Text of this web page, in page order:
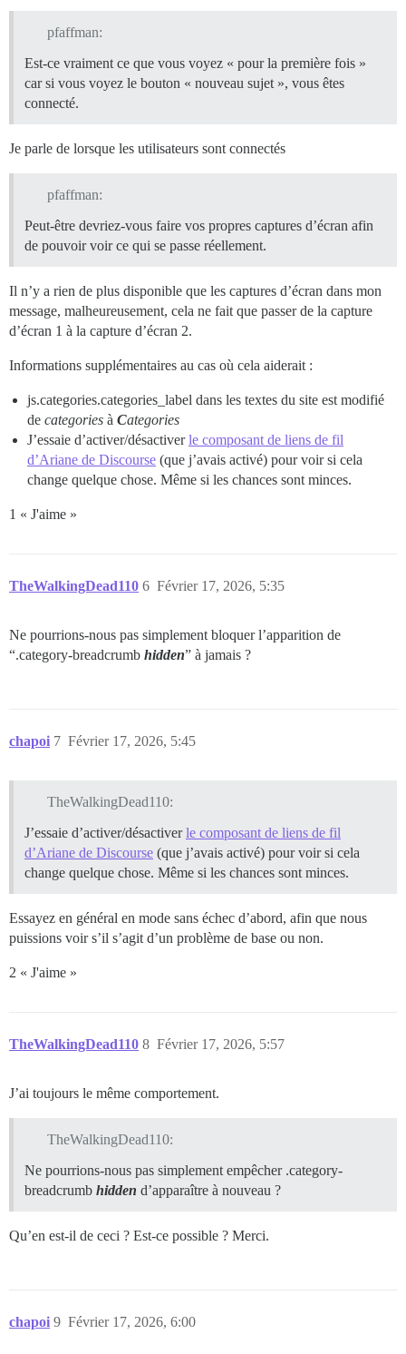
<!--
<!--
--></div>
<!--
pfaffman:
Est-ce vraiment ce que vous voyez « pour la première fois »
car si vous voyez le bouton « nouveau sujet », vous êtes
connecté.
Je parle de lorsque les utilisateurs sont connectés
pfaffman:
Peut-être devriez-vous faire vos propres captures d’écran afin
de pouvoir voir ce qui se passe réellement.
Il n’y a rien de plus disponible que les captures d’écran dans mon
message, malheureusement, cela ne fait que passer de la capture
d’écran 1 à la capture d’écran 2.
Informations supplémentaires au cas où cela aiderait :
js.categories.categories_label dans les textes du site est modifié
de categories à Categories
J’essaie d’activer/désactiverle composant de liens de fil
d’Ariane de Discourse (que j’avais activé) pour voir si cela
change quelque chose. Même si les chances sont minces.
1 « J'aime »
TheWalkingDead110 Février 17, 2026, 5:35
6
Ne pourrions-nous pas simplement bloquer l’apparition de
“.category-breadcrumb hidden” à jamais ?
chapoi Février 17, 2026, 5:45
7
TheWalkingDead110:
J’essaie d’activer/désactiverle composant de liens de fil
d’Ariane de Discourse (que j’avais activé) pour voir si cela
change quelque chose. Même si les chances sont minces.
Essayez en général en mode sans échec d’abord, afin que nous
puissions voir s’il s’agit d’un problème de base ou non.
2 « J'aime »
TheWalkingDead110 Février 17, 2026, 5:57
8
J’ai toujours le même comportement.
TheWalkingDead110:
Ne pourrions-nous pas simplement empêcher .category-
breadcrumb hidden d’apparaître à nouveau ?
Qu’en est-il de ceci ? Est-ce possible ? Merci.
chapoi Février 17, 2026, 6:00
9